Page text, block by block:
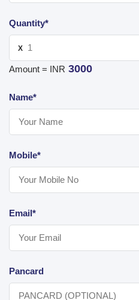
Quantity*
X
Amount = INR 3000
Name*
Mobile*
Email*
Pancard